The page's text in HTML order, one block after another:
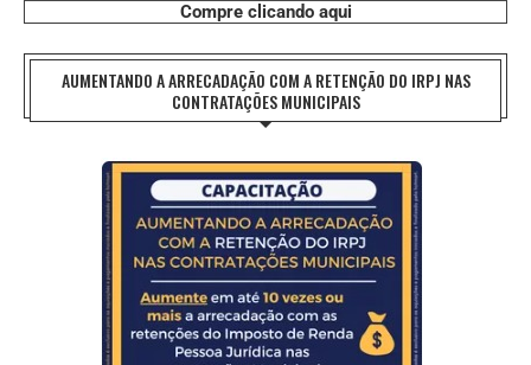
Compre clicando aqui
AUMENTANDO A ARRECADAÇÃO COM A RETENÇÃO DO IRPJ NAS
CONTRATAÇÕES MUNICIPAIS